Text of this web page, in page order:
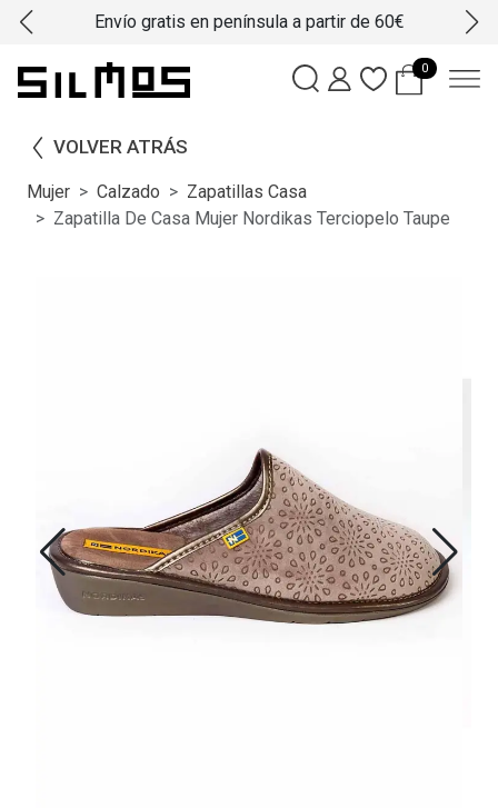
Envío gratis en península a partir de 60€
0
VOLVER ATRÁS
Mujer Calzado
Zapatillas Casa
Zapatilla De Casa Mujer Nordikas Terciopelo Taupe